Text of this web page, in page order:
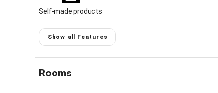
Self-made products
Show all Features
Rooms